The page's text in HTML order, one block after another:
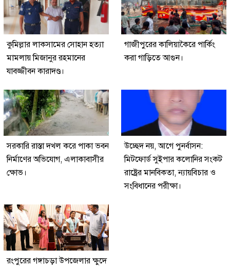
কুমিল্লার লাকসামের সোহান হত্যা
মামলায় মিজানুর রহমানের
যাবজ্জীবন কারাদণ্ড।
গাজীপুরের কালিয়াকৈরে পার্কিং
করা গাড়িতে আগুন।
সরকারি রাস্তা দখল করে পাকা ভবন
নির্মাণের অভিযোগ, এলাকাবাসীর
ক্ষোভ।
উচ্ছেদ নয়, আগে পুনর্বাসন:
মিটফোর্ড সুইপার কলোনির সংকট
রাষ্ট্রের মানবিকতা, ন্যায়বিচার ও
সংবিধানের পরীক্ষা।
রংপুরের গঙ্গাচড়া উপজেলার ক্ষুদে